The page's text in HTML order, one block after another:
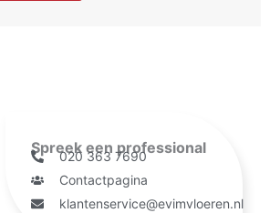
Spreek een professional
020 363 7690
Contactpagina
klantenservice@evimvloeren.nl